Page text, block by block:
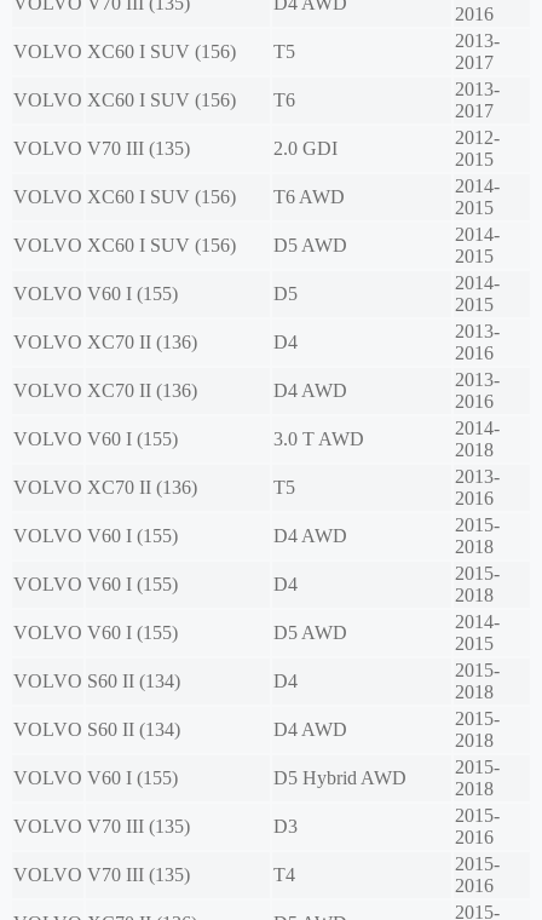
2016
VOLVO XC60 I SUV (156) T5
2013-
2017
VOLVO XC60 I SUV (156) T6
2013-
2017
VOLVO V70 III (135) 2.0 GDI
2012-
2015
VOLVO XC60 I SUV (156) T6 AWD
2014-
2015
VOLVO XC60 I SUV (156) D5 AWD
2014-
2015
VOLVO V60 I (155) D5
2014-
2015
VOLVO XC70 II (136) D4
2013-
2016
VOLVO XC70 II (136) D4 AWD
2013-
2016
VOLVO V60 I (155) 3.0 T AWD
2014-
2018
VOLVO XC70 II (136) T5
2013-
2016
VOLVO V60 I (155) D4 AWD
2015-
2018
VOLVO V60 I (155) D4
2015-
2018
VOLVO V60 I (155) D5 AWD
2014-
2015
VOLVO S60 II (134) D4
2015-
2018
VOLVO S60 II (134) D4 AWD
2015-
2018
VOLVO V60 I (155) D5 Hybrid AWD
2015-
2018
VOLVO V70 III (135) D3
2015-
2016
VOLVO V70 III (135) T4
2015-
2016
2015-